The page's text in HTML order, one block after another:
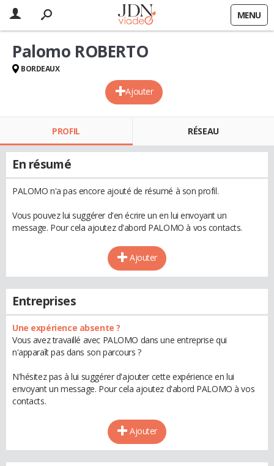
MENU
Ajouter
Palomo ROBERTO
BORDEAUX
PROFIL RÉSEAU
En résumé
PALOMO n'a pas encore ajouté de résumé à son profil.
Vous pouvez lui suggérer d'en écrire un en lui envoyant un
message. Pour cela ajoutez d'abord PALOMO à vos contacts.
Ajouter
Entreprises
Une expérience absente ?
Vous avez travaillé avec PALOMO dans une entreprise qui
n'apparaît pas dans son parcours ?
N'hésitez pas à lui suggérer d'ajouter cette expérience en lui
envoyant un message. Pour cela ajoutez d'abord PALOMO à vos
contacts.
Ajouter